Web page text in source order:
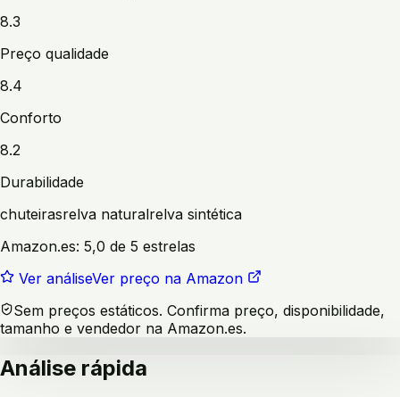
8.3
Preço qualidade
8.4
Conforto
8.2
Durabilidade
chuteirasrelva naturalrelva sintética
Amazon.es: 5,0 de 5 estrelas
Ver análiseVer preço na Amazon
Sem preços estáticos. Confirma preço, disponibilidade,
tamanho e vendedor na Amazon.es.
Análise rápida